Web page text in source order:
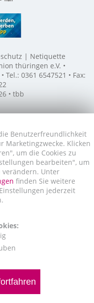
Benutzerfreundlichkeit
Marketingzwecke. Klicken
um die Cookies zu
bearbeiten", um
verändern. Unter
finden Sie weitere
jederzeit
Netiquette
thüringen e.V. •
0361 6547521 • Fax:
• tbb